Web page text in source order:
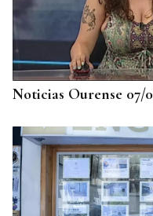
Noticias Ourense 07/